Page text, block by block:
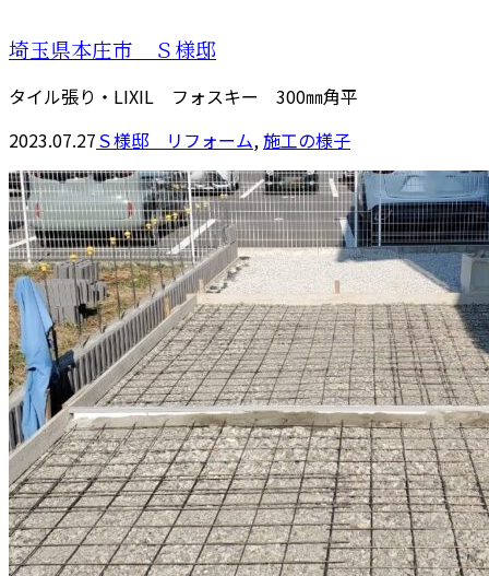
埼玉県本庄市 Ｓ様邸
タイル張り・LIXIL フォスキー 300㎜角平
2023.07.27Ｓ様邸 リフォーム,施工の様子